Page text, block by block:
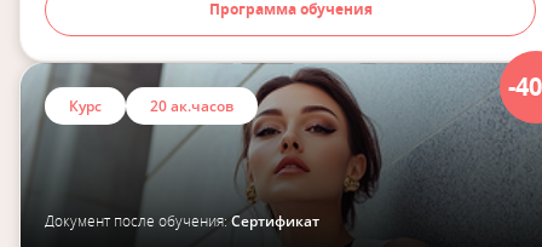
Программа обучения
-
Курс 20 ак.часов
Документ после обучения: Сертификат